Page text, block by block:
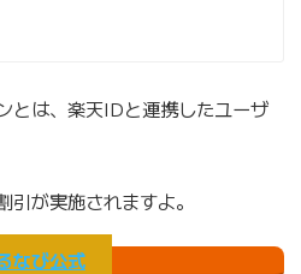
とは、楽天IDと連携したユーザ
が実施されますよ。
なび公式